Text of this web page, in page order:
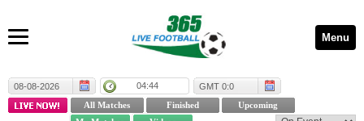
Menu
08-08-2026 04:44 GMT 0:0